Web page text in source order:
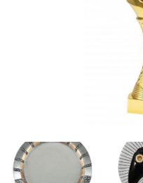
Megszűnő email